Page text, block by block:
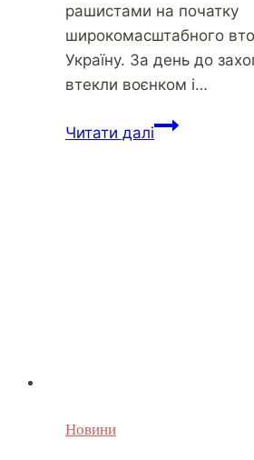
рашистами на початку
широкомасштабного
Україну. За день до
втекли воєнком і…
Читати далі
Новини